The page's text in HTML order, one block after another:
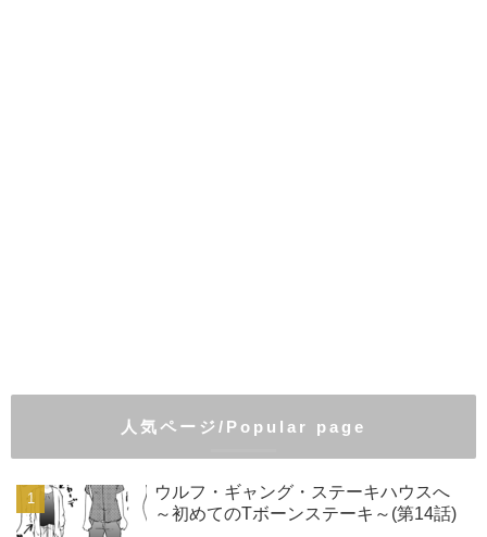
人気ページ/Popular page
ウルフ・ギャング・ステーキハウスへ
～初めてのTボーンステーキ～(第14話)